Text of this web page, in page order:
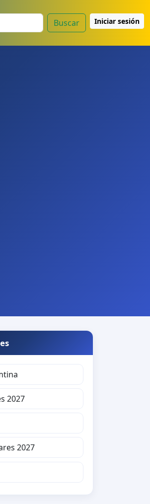
Buscar Iniciar sesión
2027
2027